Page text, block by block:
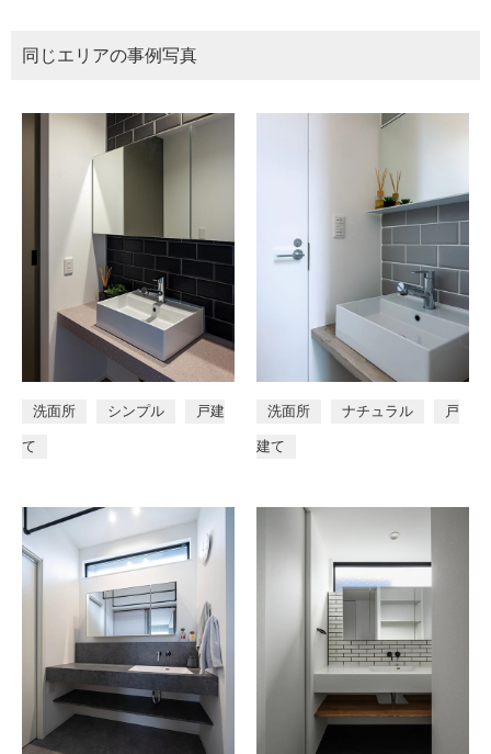
同じエリアの事例写真
洗面所 シンプル 戸建
て
洗面所 ナチュラル 戸
建て